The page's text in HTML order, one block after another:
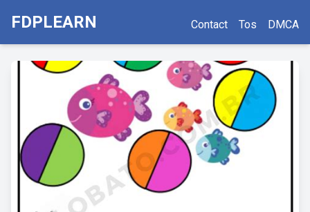
FDPLEARN Contact Tos DMCA